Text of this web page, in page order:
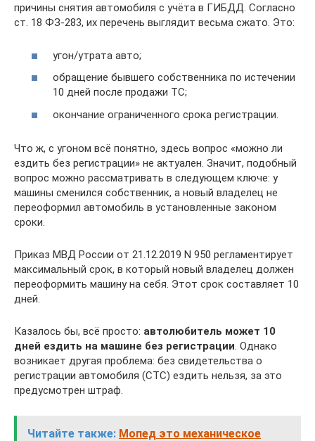
причины снятия автомобиля с учёта в ГИБДД. Согласно
ст. 18 ФЗ-283, их перечень выглядит весьма сжато. Это:
угон/утрата авто;
обращение бывшего собственника по истечении
10 дней после продажи ТС;
окончание ограниченного срока регистрации.
Что ж, с угоном всё понятно, здесь вопрос «можно ли
ездить без регистрации» не актуален. Значит, подобный
вопрос можно рассматривать в следующем ключе: у
машины сменился собственник, а новый владелец не
переоформил автомобиль в установленные законом
сроки.
Приказ МВД России от 21.12.2019 N 950 регламентирует
максимальный срок, в который новый владелец должен
переоформить машину на себя. Этот срок составляет 10
дней.
Казалось бы, всё просто: автолюбитель может 10
дней ездить на машине без регистрации . Однако
возникает другая проблема: без свидетельства о
регистрации автомобиля (СТС) ездить нельзя, за это
предусмотрен штраф.
Читайте также: Мопед это механическое